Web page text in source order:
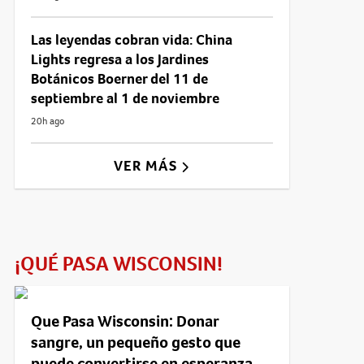
Las leyendas cobran vida: China
Lights regresa a los Jardines
Botánicos Boerner del 11 de
septiembre al 1 de noviembre
20h ago
VER MÁS
¡QUÉ PASA WISCONSIN!
Que Pasa Wisconsin: Donar
sangre, un pequeño gesto que